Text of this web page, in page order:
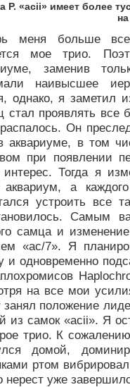
Р. «асii» имеет более
меня больше
мое трио.
заменив
наивысшее
однако, я заметил
стал проявлять
Он
аквариуме, в том
при появлении
Тогда я
аквариум, а
устроить все
Самым
самца и
«ас/7». Я
и одновременно
на все мои
занял положение
из самок «асii». Я
трио. К
домой,
ртом
нерест уже